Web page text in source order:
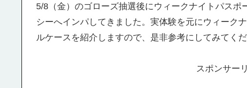
5/8（金）のゴローズ抽選後にウィークナイトパス
シーへインパしてきました。実体験を元にウィーク
ルケースを紹介しますので、是非参考にしてみてくだ
スポンサー